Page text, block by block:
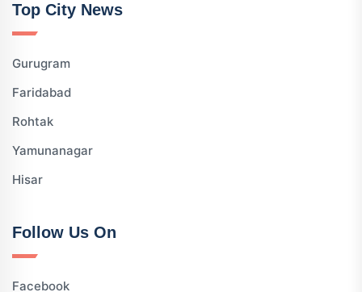
Top City News
Gurugram
Faridabad
Rohtak
Yamunanagar
Hisar
Follow Us On
Facebook